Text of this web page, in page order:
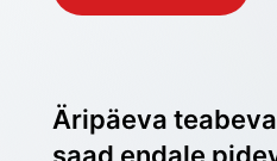
Äripäeva
saad endale